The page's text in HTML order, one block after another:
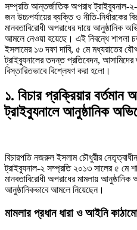
প্রথাগত মেধা, স্ট্র্যাটেজিক
বৈশ্বিক অর্থব্যবস্থা,
ব্যাংকিং…
সম্প্রতি আন্তর্জাতিক অপরাধ ট্রাইব্যুনাল-২-
জন উচ্চপর্যায়ের ব্যক্তি ও নীতি-নির্ধারকের
মানবতাবিরোধী অপরাধের দায়ে
আমলে নেওয়া হয়েছে। এই নিবন্ধে শাপলা
ইসলামের ১৩ দফা দাবি, ৫ মে মধ্যরাতের
ট্রাইব্যুনালের তদন্ত প্রতিবেদন,
বিস্তারিতভাবে বিশ্লেষণ করা হলো।
১. বিচার প্রক্রিয়ার
ট্রাইব্যুনালে আনুষ্ঠানিক
বিচারপতি নজরুল ইসলাম চৌধুরীর
ট্রাইব্যুনাল-২ সম্প্রতি ২০১৩ সালের ৫ মে
মানবতাবিরোধী অপরাধের মামলায়
আনুষ্ঠানিকভাবে আমলে নিয়েছেন।
মামলার প্রধান ধারা ও আইনি